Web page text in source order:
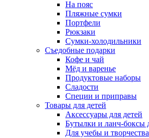
На пояс
Пляжные сумки
Портфели
Рюкзаки
Сумки-холодильники
Съедобные подарки
Кофе и чай
Мёд и варенье
Продуктовые наборы
Сладости
Специи и приправы
Товары для детей
Аксессуары для детей
Бутылки и ланч-боксы
Для учебы и творчества